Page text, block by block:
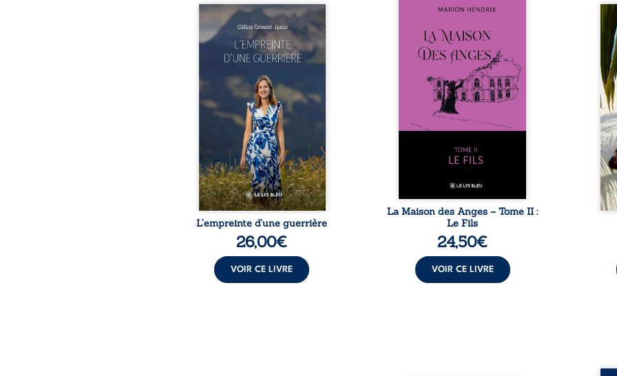
Que reste-t-il de l’enfance
lorsque la maladie impose ses
propres règles ? L’empreinte
d’une guerrière livre, sans
détour, le récit d’un quotidien
bouleversé par la maladie
chronique, l’errance médicale
et de longues hospitalisations.
L’auteure y raconte ce que les
dossiers médicaux taisent : la
peur, l’isolement, l’épuisement
et le sentiment de ne pas ...
L’empreinte d’une guerrière
26,00€
VOIR CE LIVRE
Nous sommes en 1979, soit 15
patriarche Anatole-Eustache.
La famille devra affronter non
seulement un inconnu qui rôde
autour du domaine et dont
Firmin, le fidèle majordome,
redoute les visites, le passé
encombrant d’Anatole-
Eustache, la malédiction
familiale, mais aussi la toute-
comment dompter cet enfant
avant qu’il ...
La Maison des Anges – Tome II :
Le Fils
24,50€
VOIR CE LIVRE
Au
eux,